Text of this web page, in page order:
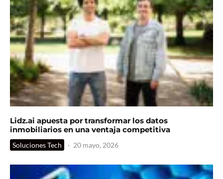
Lidz.ai apuesta por transformar los datos
inmobiliarios en una ventaja competitiva
Soluciones Tech · 20 mayo, 2026